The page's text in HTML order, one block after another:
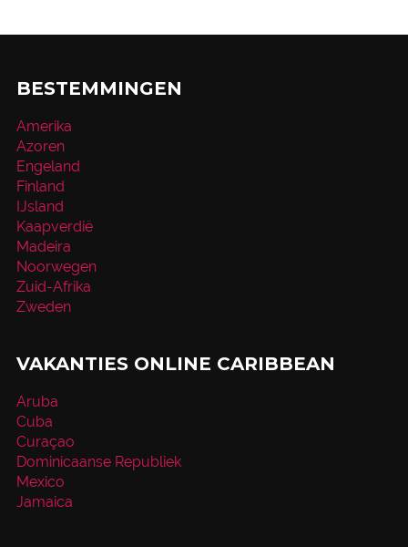
BESTEMMINGEN
Amerika
Azoren
Engeland
Finland
IJsland
Kaapverdië
Madeira
Noorwegen
Zuid-Afrika
Zweden
VAKANTIES ONLINE CARIBBEAN
Aruba
Cuba
Curaçao
Dominicaanse Republiek
Mexico
Jamaica